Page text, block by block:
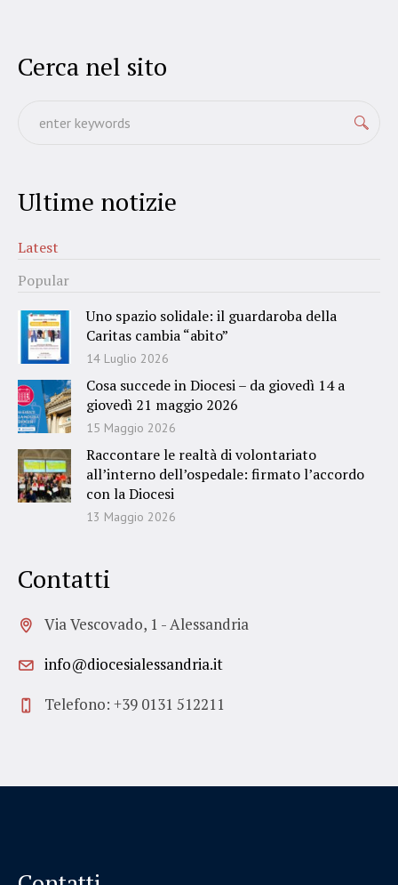
Cerca nel sito
Ultime notizie
Latest
Popular
Uno spazio solidale: il guardaroba della
Caritas cambia “abito”
14 Luglio 2026
Cosa succede in Diocesi – da giovedì 14 a
giovedì 21 maggio 2026
15 Maggio 2026
Raccontare le realtà di volontariato
all’interno dell’ospedale: firmato l’accordo
con la Diocesi
13 Maggio 2026
Contatti
Via Vescovado, 1 - Alessandria
info@diocesialessandria.it
Telefono: +39 0131 512211